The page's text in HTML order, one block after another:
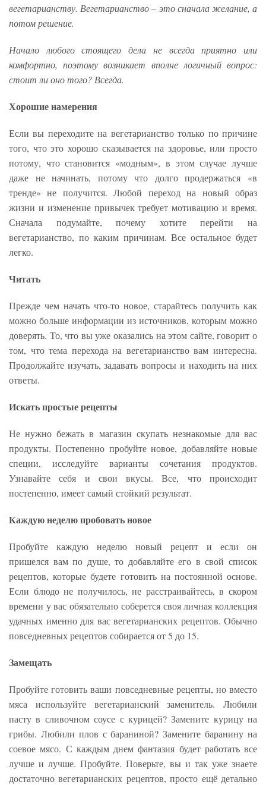
вегетарианству. Вегетарианство – это сначала желание, а
потом решение.
Начало любого стоящего дела не всегда приятно или
комфортно, поэтому возникает вполне логичный вопрос:
стоит ли оно того? Всегда.
Хорошие намерения
Если вы переходите на вегетарианство только по причине
того, что это хорошо сказывается на здоровье, или просто
потому, что становится «модным», в этом случае лучше
даже не начинать, потому что долго продержаться «в
тренде» не получится. Любой переход на новый образ
жизни и изменение привычек требует мотивацию и время.
Сначала подумайте, почему хотите перейти на
вегетарианство, по каким причинам. Все остальное будет
легко.
Читать
Прежде чем начать что-то новое, старайтесь получить как
можно больше информации из источников, которым можно
доверять. То, что вы уже оказались на этом сайте, говорит о
том, что тема перехода на вегетарианство вам интересна.
Продолжайте изучать, задавать вопросы и находить на них
ответы.
Искать простые рецепты
Не нужно бежать в магазин скупать незнакомые для вас
продукты. Постепенно пробуйте новое, добавляйте новые
специи, исследуйте варианты сочетания продуктов.
Узнавайте себя и свои вкусы. Все, что происходит
постепенно, имеет самый стойкий результат.
Каждую неделю пробовать новое
Пробуйте каждую неделю новый рецепт и если он
пришелся вам по душе, то добавляйте его в свой список
рецептов, которые будете готовить на постоянной основе.
Если блюдо не получилось, не расстраивайтесь, в скором
времени у вас обязательно соберется своя личная коллекция
удачных именно для вас вегетарианских рецептов. Обычно
повседневных рецептов собирается от 5 до 15.
Замещать
Пробуйте готовить ваши повседневные рецепты, но вместо
мяса используйте вегетарианский заменитель. Любили
пасту в сливочном соусе с курицей? Замените курицу на
грибы. Любили плов с бараниной? Замените баранину на
соевое мясо. С каждым днем фантазия будет работать все
лучше и лучше. Пробуйте. Поверьте, вы и так уже знаете
достаточно вегетарианских рецептов, просто ещё детально